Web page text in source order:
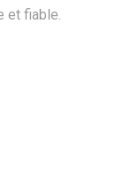
et fiable.